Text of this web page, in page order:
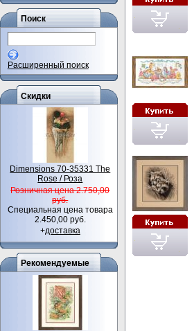
Поиск
Расширенный поиск
Скидки
Dimensions 70-35331 The
Rose / Роза
Розничная цена 2.750,00
руб.
Специальная цена товара
2.450,00 руб.
+доставка
Рекомендуемые